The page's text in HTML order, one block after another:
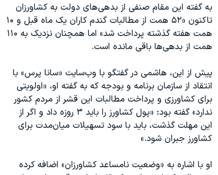
به گفته این مقام صنفی از بدهی‌های دولت به کشاورزان
تاکنون «۵۲ همت از مطالبات گندم کاران یک ماه قبل و ۱۰
همت هفته گذشته پرداخت شد» اما همچنان نزدیک به ۱۱۰
همت از بدهی‌ها باقی مانده است.
پیش از این، هاشمی در گفتگو با وب‌سایت «سانا پرس» با
انتقاد از سازمان برنامه و بودجه که به گفته او، «اولویتی
برای کشاورزی و پرداخت مطالبات این قشر از مردم کشور
ندارد» گفته بود: «پول کشاورز را باید ۳ روزه داد و اگر از
این مهلت گذشت، باید با سود تسهیلات میان‌مدت برای
کشاورز جبران شود.»
او با اشاره به «وضعیت نامساعد کشاورزان» اضافه کرده